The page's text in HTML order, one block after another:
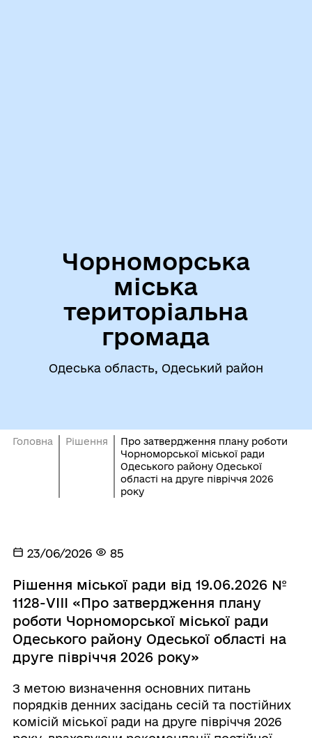
Чорноморська
міська
територіальна
громада
Одеська область, Одеський район
Головна Рішення
Про затвердження плану роботи
Чорноморської міської ради
Одеського району Одеської
області на друге півріччя 2026
року
23/06/2026 85
Рішення міської ради від 19.06.2026 №
1128-VIII «Про затвердження плану
роботи Чорноморської міської ради
Одеського району Одеської області на
друге півріччя 2026 року»
З метою визначення основних питань
порядків денних засідань сесій та постійних
комісій міської ради на друге півріччя 2026